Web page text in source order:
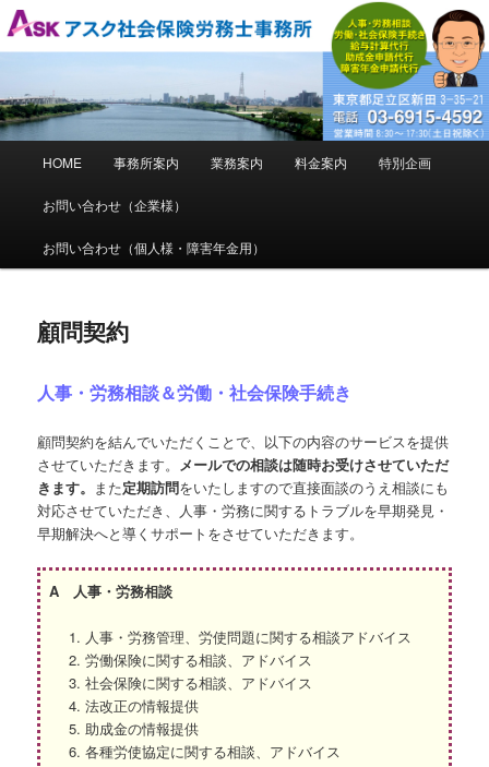
アスク社会保険労務士事務所
東京都足立区の社会保険労務士事務所(社労士事務所)です。中小企業様の労
働トラブル解決・防止、社会保険業務。障害年金申請代行など強力にサポー
トいたします
ュ
メ
イ
ン
テ
ン
ツ
へ
移
HOME 事務所案内 業務案内 料金案内 特別企画
お問い合わせ（企業様）
お問い合わせ（個人様・障害年金用）
顧問契約
人事・労務相談＆労働・社会保険手続き
顧問契約を結んでいただくことで、以下の内容のサービスを提供
させていただきます。
メールでの相談は随時お受けさせていただ
きます。 また定期訪問をいたしますので直接面談のうえ相談にも
対応させていただき、人事・労務に関するトラブルを早期発見・
早期解決へと導くサポートをさせていただきます。
A 人事・労務相談
人事・労務管理、労使問題に関する相談アドバイス
労働保険に関する相談、アドバイス
社会保険に関する相談、アドバイス
法改正の情報提供
助成金の情報提供
各種労使協定に関する相談、アドバイス